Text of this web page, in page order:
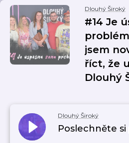
Dlouhý Široký
#14 Je
jsem
říct, že
Dlouhý
Dlouhý Široký
Poslechněte